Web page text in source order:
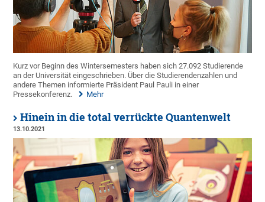
Kurz vor Beginn des Wintersemesters haben sich 27.092 Studierende
an der Universität eingeschrieben. Über die Studierendenzahlen und
andere Themen informierte Präsident Paul Pauli in einer
Pressekonferenz.
Mehr
Hinein in die total verrückte Quantenwelt
13.10.2021